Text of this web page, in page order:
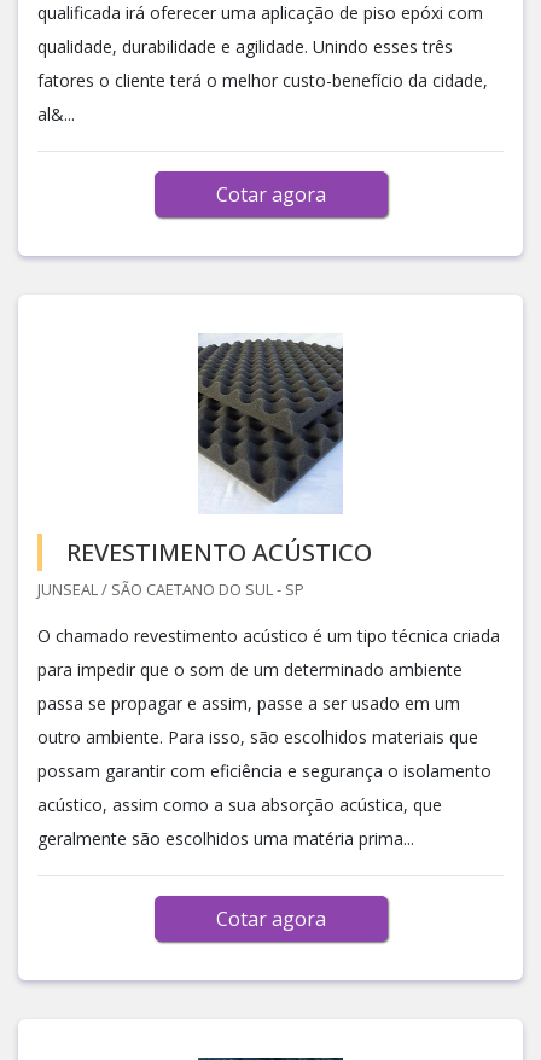
qualificada irá oferecer uma aplicação de piso epóxi com
qualidade, durabilidade e agilidade. Unindo esses três
fatores o cliente terá o melhor custo-benefício da cidade,
al&...
Cotar agora
REVESTIMENTO ACÚSTICO
JUNSEAL / SÃO CAETANO DO SUL - SP
O chamado revestimento acústico é um tipo técnica criada
para impedir que o som de um determinado ambiente
passa se propagar e assim, passe a ser usado em um
outro ambiente. Para isso, são escolhidos materiais que
possam garantir com eficiência e segurança o isolamento
acústico, assim como a sua absorção acústica, que
geralmente são escolhidos uma matéria prima...
Cotar agora